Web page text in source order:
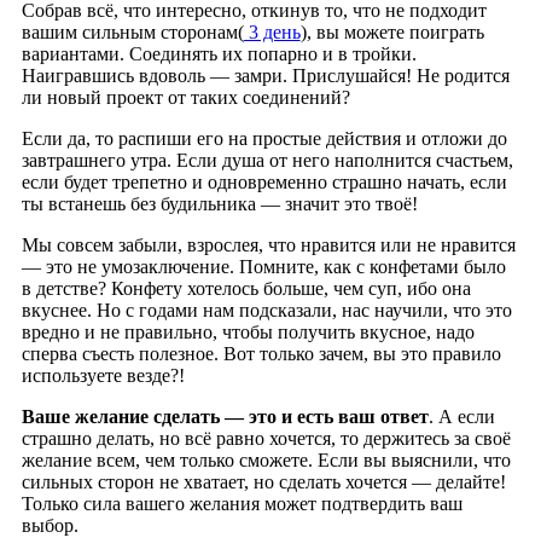
Собрав всё, что интересно, откинув то, что не подходит
вашим сильным сторонам(3 день), вы можете поиграть
вариантами. Соединять их попарно и в тройки.
Наигравшись вдоволь — замри. Прислушайся! Не родится
ли новый проект от таких соединений?
Если да, то распиши его на простые действия и отложи до
завтрашнего утра. Если душа от него наполнится счастьем,
если будет трепетно и одновременно страшно начать, если
ты встанешь без будильника — значит это твоё!
Мы совсем забыли, взрослея, что нравится или не нравится
— это не умозаключение. Помните, как с конфетами было
в детстве? Конфету хотелось больше, чем суп, ибо она
вкуснее. Но с годами нам подсказали, нас научили, что это
вредно и не правильно, чтобы получить вкусное, надо
сперва съесть полезное. Вот только зачем, вы это правило
используете везде?!
Ваше желание сделать — это и есть ваш ответ. А если
страшно делать, но всё равно хочется, то держитесь за своё
желание всем, чем только сможете. Если вы выяснили, что
сильных сторон не хватает, но сделать хочется — делайте!
Только сила вашего желания может подтвердить ваш
выбор.